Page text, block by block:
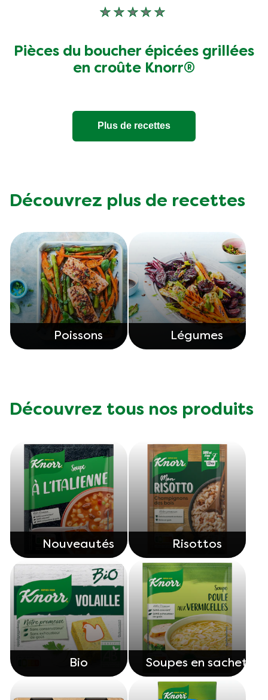
Aucune
soumise
pour
Pièces du boucher épicées grillées
en croûte Knorr®
Plus de recettes
Découvrez plus de recettes
Poissons Légumes
Découvrez tous nos produits
Nouveautés Risottos
Bio Soupes en sachet